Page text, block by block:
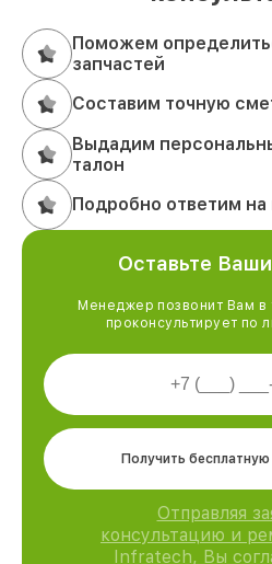
Поможем
запчастей
Составим точную
Выдадим
талон
Подробно ответим
Оставьте
Менеджер позвонит Вам в
проконсультирует по
Получить
Отправляя
консультацию и
Infratech, Вы